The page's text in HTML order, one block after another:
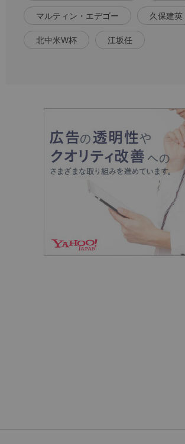
マルティン・エデゴー 久保建英
北中米W杯 江坂任